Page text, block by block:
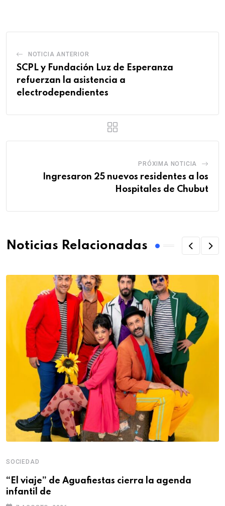
NOTICIA ANTERIOR
SCPL y Fundación Luz de Esperanza
refuerzan la asistencia a
electrodependientes
PRÓXIMA NOTICIA
Ingresaron 25 nuevos residentes a los
Hospitales de Chubut
Noticias Relacionadas
SOCIEDAD
“El viaje” de Aguafiestas cierra la agenda
infantil de